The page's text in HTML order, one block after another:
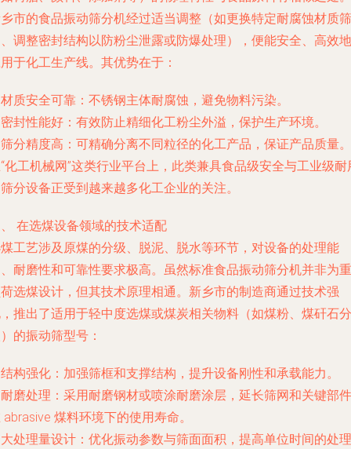
市的食品振动筛分机经过适当调整（如更换特定耐腐蚀材质筛
调整密封结构以防粉尘泄露或防爆处理），便能安全、高效地
于化工生产线。其优势在于：
质安全可靠：不锈钢主体耐腐蚀，避免物料污染。
封性能好：有效防止精细化工粉尘外溢，保护生产环境。
分精度高：可精确分离不同粒径的化工产品，保证产品质量。
化工机械网”这类行业平台上，此类兼具食品级安全与工业级耐
分设备正受到越来越多化工企业的关注。
在选煤设备领域的技术适配
工艺涉及原煤的分级、脱泥、脱水等环节，对设备的处理能
耐磨性和可靠性要求极高。虽然标准食品振动筛分机并非为重
选煤设计，但其技术原理相通。新乡市的制造商通过技术强
推出了适用于轻中度选煤或煤炭相关物料（如煤粉、煤矸石分
的振动筛型号：
构强化：加强筛框和支撑结构，提升设备刚性和承载能力。
磨处理：采用耐磨钢材或喷涂耐磨涂层，延长筛网和关键部件
abrasive 煤料环境下的使用寿命。
处理量设计：优化振动参数与筛面面积，提高单位时间的处理